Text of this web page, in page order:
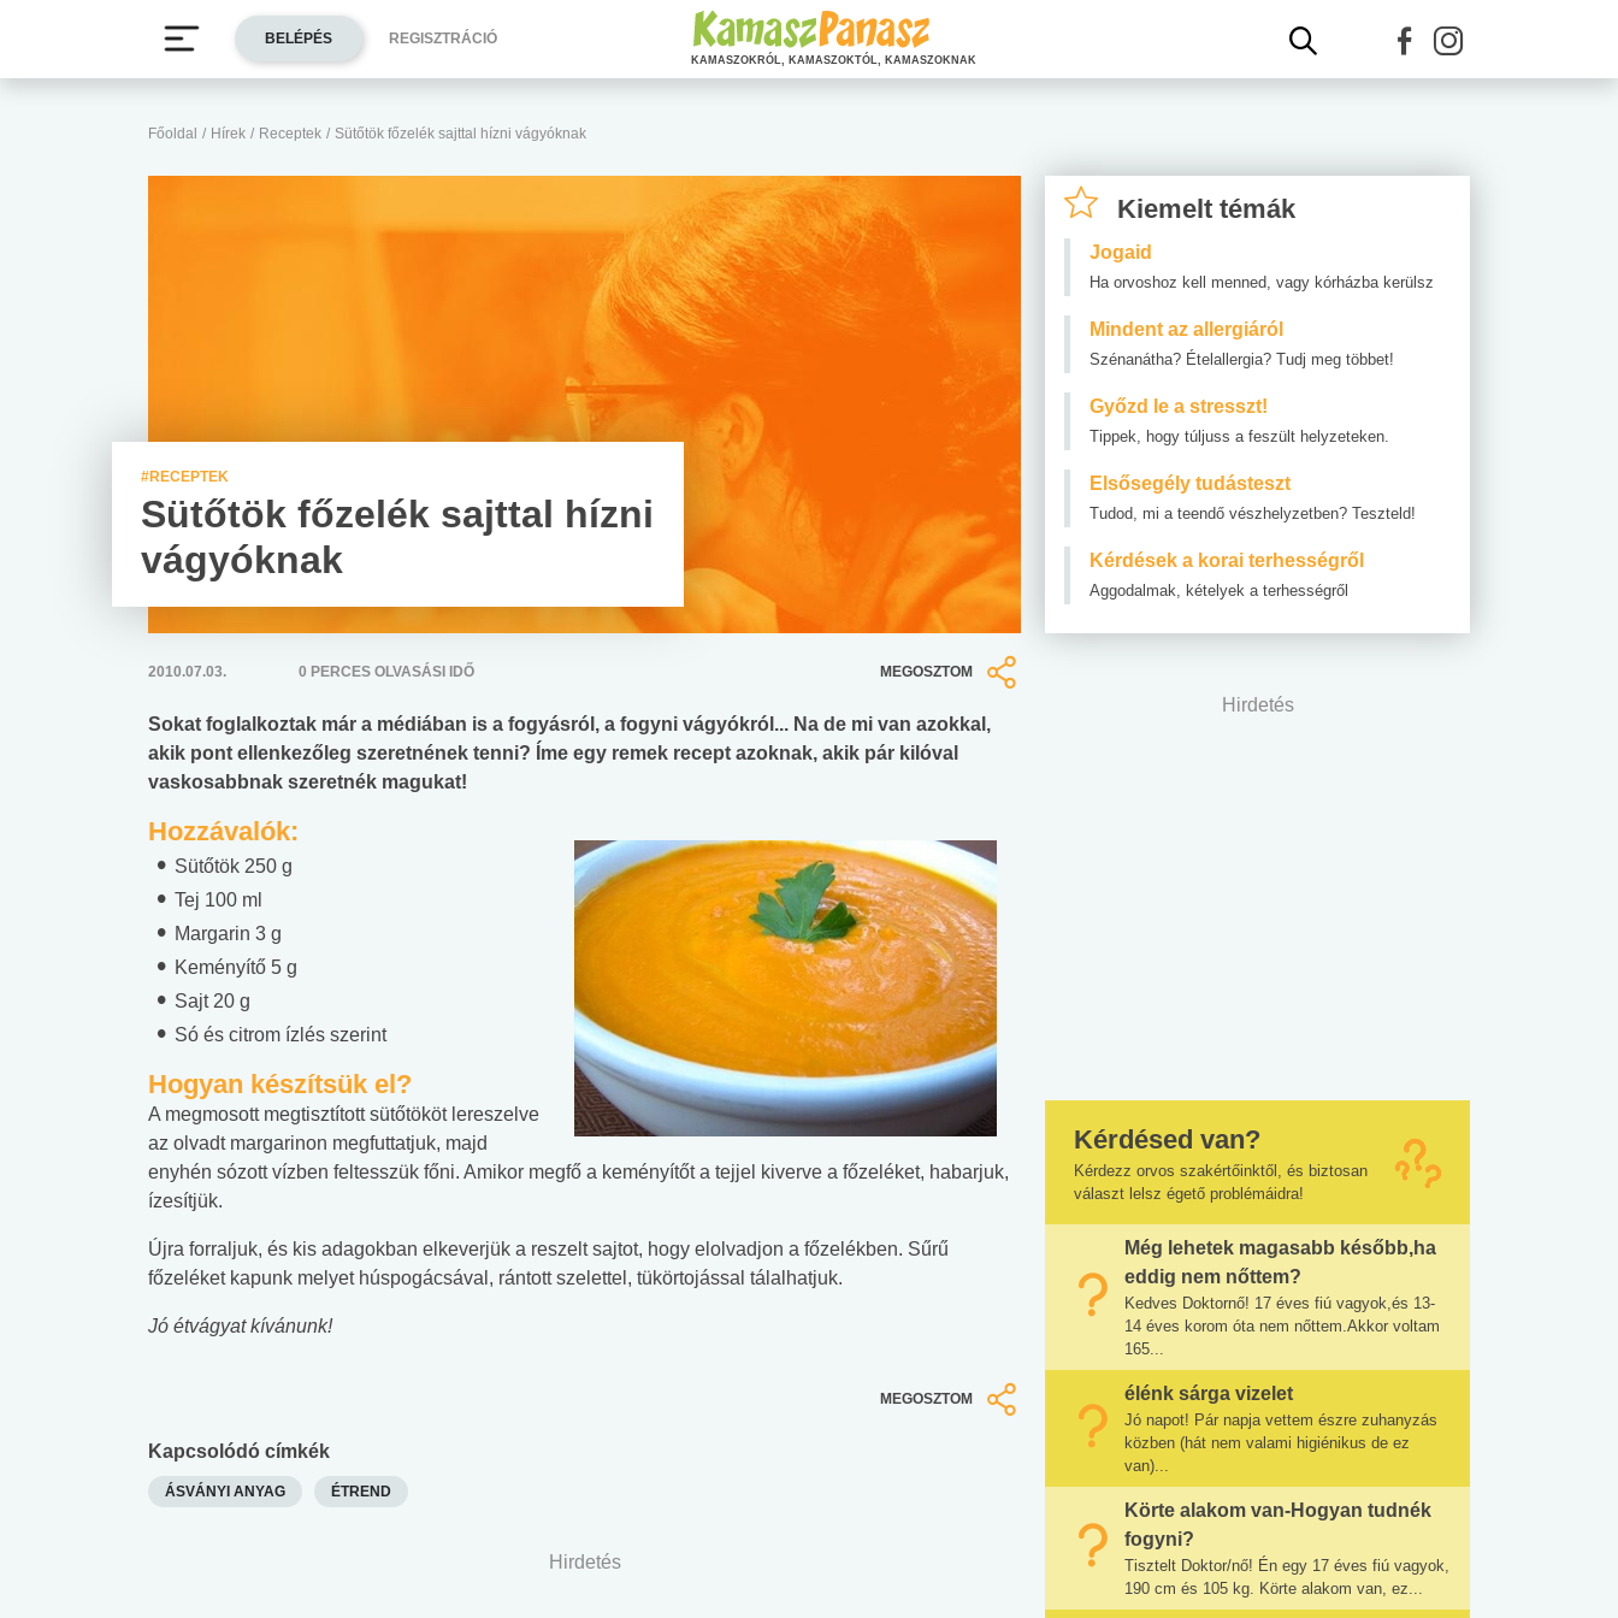
Főoldal / Hírek / Receptek / Sütőtök főzelék sajttal hízni vágyóknak
#RECEPTEK
Sütőtök főzelék sajttal hízni
vágyóknak
2010.07.03. 0 PERCES OLVASÁSI IDŐ MEGOSZTOM
Sokat foglalkoztak már a médiában is a fogyásról, a fogyni vágyókról... Na de mi van azokkal,
akik pont ellenkezőleg szeretnének tenni? Íme egy remek recept azoknak, akik pár kilóval
vaskosabbnak szeretnék magukat!
Hozzávalók:
Sütőtök 250 g
Tej 100 ml
Margarin 3 g
Keményítő 5 g
Sajt 20 g
Só és citrom ízlés szerint
Hogyan készítsük el?
A megmosott megtisztított sütőtököt lereszelve
az olvadt margarinon megfuttatjuk, majd
enyhén sózott vízben feltesszük főni. Amikor megfő a keményítőt a tejjel kiverve a főzeléket, habarjuk,
ízesítjük.
Újra forraljuk, és kis adagokban elkeverjük a reszelt sajtot, hogy elolvadjon a főzelékben. Sűrű
főzeléket kapunk melyet húspogácsával, rántott szelettel, tükörtojással tálalhatjuk.
Jó étvágyat kívánunk!
MEGOSZTOM
Kapcsolódó címkék
ÁSVÁNYI ANYAG ÉTREND
Hirdetés
Kiemelt témák
Jogaid
Ha orvoshoz kell menned, vagy kórházba kerülsz
Mindent az allergiáról
Szénanátha? Ételallergia? Tudj meg többet!
Győzd le a stresszt!
Tippek, hogy túljuss a feszült helyzeteken.
Elsősegély tudásteszt
Tudod, mi a teendő vészhelyzetben? Teszteld!
Kérdések a korai terhességről
Aggodalmak, kételyek a terhességről
Hirdetés
Kérdésed van?
Kérdezz orvos szakértőinktől, és biztosan
választ lelsz égető problémáidra!
Még lehetek magasabb később,ha
eddig nem nőttem?
Kedves Doktornő! 17 éves fiú vagyok,és 13-
14 éves korom óta nem nőttem.Akkor voltam
165...
élénk sárga vizelet
Jó napot! Pár napja vettem észre zuhanyzás
közben (hát nem valami higiénikus de ez
van)...
Körte alakom van-Hogyan tudnék
fogyni?
Tisztelt Doktor/nő! Én egy 17 éves fiú vagyok,
190 cm és 105 kg. Körte alakom van, ez...
BELÉPÉS REGISZTRÁCIÓ
KAMASZOKRÓL, KAMASZOKTÓL, KAMASZOKNAK